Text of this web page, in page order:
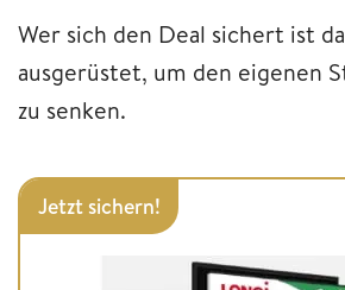
Wer sich den Deal sichert ist
ausgerüstet, um den eigenen
zu senken.
Jetzt sichern!